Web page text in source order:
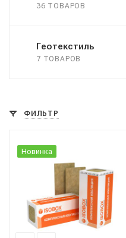
36 ТОВАРОВ
Геотекстиль
7 ТОВАРОВ
ФИЛЬТР
Новинка